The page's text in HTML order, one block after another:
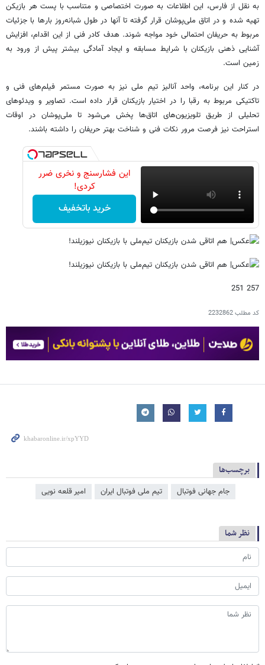
به نقل از فارس، این اطلاعات به صورت اختصاصی و متناسب با پست هر بازیکن
تهیه شده و در اتاق ملی‌پوشان قرار گرفته تا آنها در طول شبانه‌روز بارها با جزئیات
مربوط به حریفان احتمالی خود مواجه شوند. هدف کادر فنی از این اقدام، افزایش
آشنایی ذهنی بازیکنان با شرایط مسابقه و ایجاد آمادگی بیشتر پیش از ورود به
زمین است.
در کنار این برنامه، واحد آنالیز تیم ملی نیز به صورت مستمر فیلم‌های فنی و
تاکتیکی مربوط به رقبا را در اختیار بازیکنان قرار داده است. تصاویر و ویدئوهای
تحلیلی از طریق تلویزیون‌های اتاق‌ها پخش می‌شود تا ملی‌پوشان در اوقات
استراحت نیز فرصت مرور نکات فنی و شناخت بهتر حریفان را داشته باشند.
این فشارسنج و نخری ضرر
کردی!
خرید باتخفیف
257 251
کد مطلب2232862
برچسب‌ها
جام جهانی فوتبال تیم ملی فوتبال ایران امیر قلعه نویی
نظر شما